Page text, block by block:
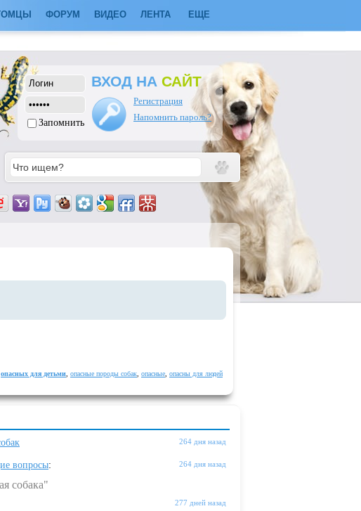
ФОРУМ ВИДЕО ЛЕНТА ЕЩЕ
Запомнить
ВХОД НА САЙТ
Регистрация
Напомнить пароль?
опасных для детьми опасные породы собак опасные опасны для людей
264 дня назад
264 дня назад
вопросы:
собака"
277 дней назад